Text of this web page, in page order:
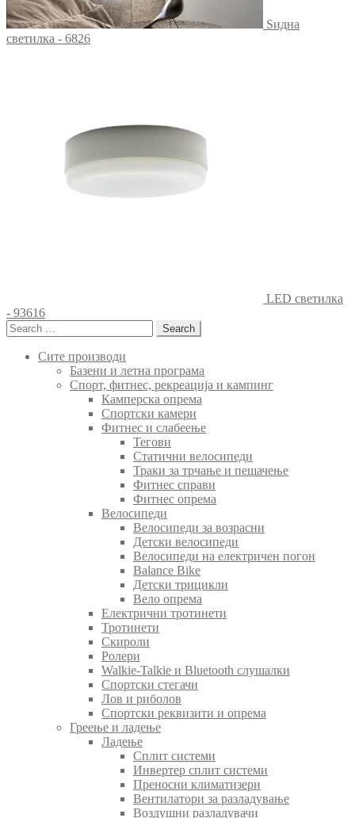
Ѕидна
светилка - 6826
LED светилка
- 93616
Search
for:
Сите производи
Базени и летна програма
Спорт, фитнес, рекреација и кампинг
Камперска опрема
Спортски камери
Фитнес и слабеење
Тегови
Статични велосипеди
Траки за трчање и пешачење
Фитнес справи
Фитнес опрема
Велосипеди
Велосипеди за возрасни
Детски велосипеди
Велосипеди на електричен погон
Balance Bike
Детски трицикли
Вело опрема
Електрични тротинети
Тротинети
Скироли
Ролери
Walkie-Talkie и Bluetooth слушалки
Спортски стегачи
Лов и риболов
Спортски реквизити и опрема
Греење и ладење
Ладење
Сплит системи
Инвертер сплит системи
Преносни климатизери
Вентилатори за разладување
Воздушни разладувачи